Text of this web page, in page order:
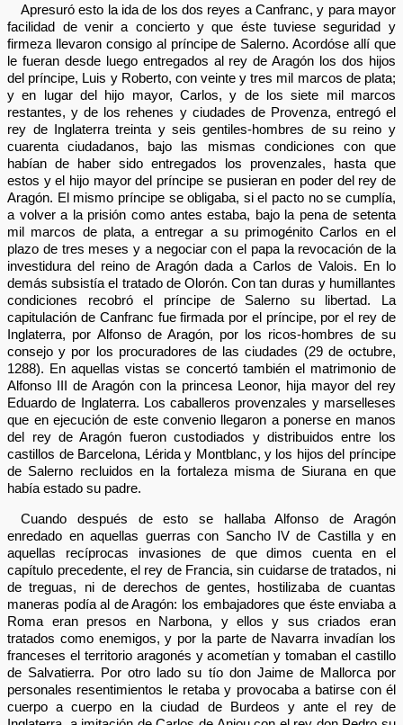
Apresuró esto la ida de los dos reyes a Canfranc, y para mayor
facilidad de venir a concierto y que éste tuviese seguridad y
firmeza llevaron consigo al príncipe de Salerno. Acordóse allí que
le fueran desde luego entregados al rey de Aragón los dos hijos
del príncipe, Luis y Roberto, con veinte y tres mil marcos de plata;
y en lugar del hijo mayor, Carlos, y de los siete mil marcos
restantes, y de los rehenes y ciudades de Provenza, entregó el
rey de Inglaterra treinta y seis gentiles-hombres de su reino y
cuarenta ciudadanos, bajo las mismas condiciones con que
habían de haber sido entregados los provenzales, hasta que
estos y el hijo mayor del príncipe se pusieran en poder del rey de
Aragón. El mismo príncipe se obligaba, si el pacto no se cumplía,
a volver a la prisión como antes estaba, bajo la pena de setenta
mil marcos de plata, a entregar a su primogénito Carlos en el
plazo de tres meses y a negociar con el papa la revocación de la
investidura del reino de Aragón dada a Carlos de Valois. En lo
demás subsistía el tratado de Olorón. Con tan duras y humillantes
condiciones recobró el príncipe de Salerno su libertad. La
capitulación de Canfranc fue firmada por el príncipe, por el rey de
Inglaterra, por Alfonso de Aragón, por los ricos-hombres de su
consejo y por los procuradores de las ciudades (29 de octubre,
1288). En aquellas vistas se concertó también el matrimonio de
Alfonso III de Aragón con la princesa Leonor, hija mayor del rey
Eduardo de Inglaterra. Los caballeros provenzales y marselleses
que en ejecución de este convenio llegaron a ponerse en manos
del rey de Aragón fueron custodiados y distribuidos entre los
castillos de Barcelona, Lérida y Montblanc, y los hijos del príncipe
de Salerno recluidos en la fortaleza misma de Siurana en que
había estado su padre.
Cuando después de esto se hallaba Alfonso de Aragón
enredado en aquellas guerras con Sancho IV de Castilla y en
aquellas recíprocas invasiones de que dimos cuenta en el
capítulo precedente, el rey de Francia, sin cuidarse de tratados, ni
de treguas, ni de derechos de gentes, hostilizaba de cuantas
maneras podía al de Aragón: los embajadores que éste enviaba a
Roma eran presos en Narbona, y ellos y sus criados eran
tratados como enemigos, y por la parte de Navarra invadían los
franceses el territorio aragonés y acometían y tomaban el castillo
de Salvatierra. Por otro lado su tío don Jaime de Mallorca por
personales resentimientos le retaba y provocaba a batirse con él
cuerpo a cuerpo en la ciudad de Burdeos y ante el rey de